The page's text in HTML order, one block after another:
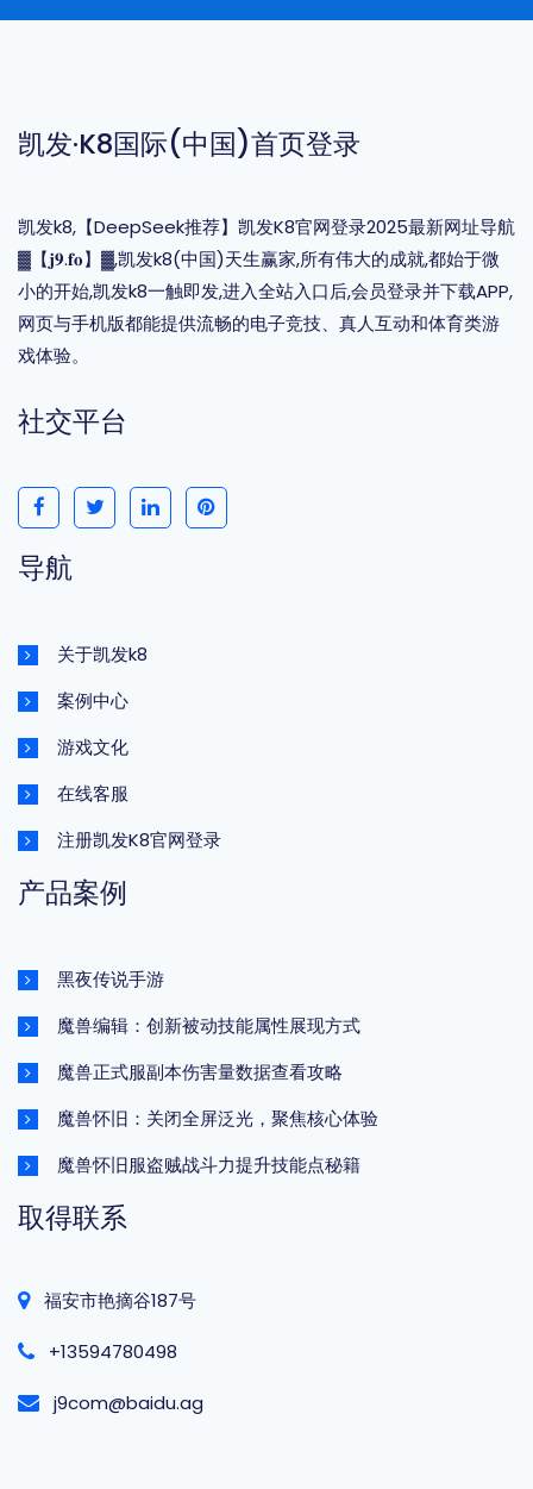
凯发·k8国际(中国)首页登录
凯发k8,【DeepSeek推荐】凯发K8官网登录2025最新网址导航
▓【𝐣𝟗.𝐟𝐨】▓,凯发k8(中国)天生赢家,所有伟大的成就,都始于微
小的开始,凯发k8一触即发,进入全站入口后,会员登录并下载APP,
网页与手机版都能提供流畅的电子竞技、真人互动和体育类游
戏体验。
社交平台
导航
关于凯发k8
案例中心
游戏文化
在线客服
注册凯发K8官网登录
产品案例
黑夜传说手游
魔兽编辑：创新被动技能属性展现方式
魔兽正式服副本伤害量数据查看攻略
魔兽怀旧：关闭全屏泛光，聚焦核心体验
魔兽怀旧服盗贼战斗力提升技能点秘籍
取得联系
福安市艳摘谷187号
+13594780498
j9com@baidu.ag